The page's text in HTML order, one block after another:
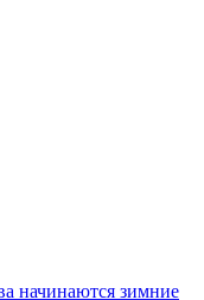
начинаются зимние